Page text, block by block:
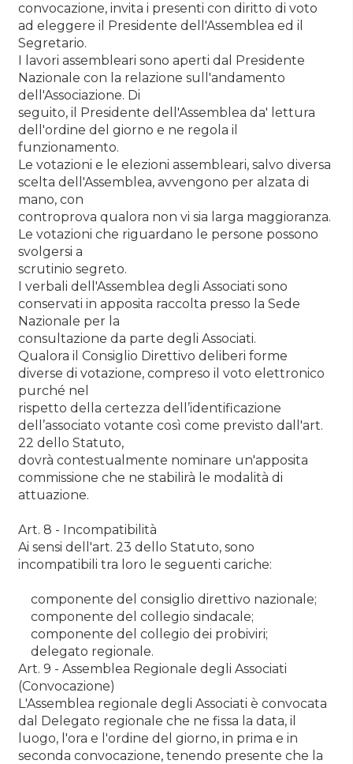
convocazione, invita i presenti con diritto di voto
ad eleggere il Presidente dell'Assemblea ed il
Segretario.
I lavori assembleari sono aperti dal Presidente
Nazionale con la relazione sull'andamento
dell'Associazione. Di
seguito, il Presidente dell'Assemblea da' lettura
dell'ordine del giorno e ne regola il
funzionamento.
Le votazioni e le elezioni assembleari, salvo diversa
scelta dell'Assemblea, avvengono per alzata di
mano, con
controprova qualora non vi sia larga maggioranza.
Le votazioni che riguardano le persone possono
svolgersi a
scrutinio segreto.
I verbali dell'Assemblea degli Associati sono
conservati in apposita raccolta presso la Sede
Nazionale per la
consultazione da parte degli Associati.
Qualora il Consiglio Direttivo deliberi forme
diverse di votazione, compreso il voto elettronico
purché nel
rispetto della certezza dell’identificazione
dell’associato votante così come previsto dall'art.
22 dello Statuto,
dovrà contestualmente nominare un'apposita
commissione che ne stabilirà le modalità di
attuazione.
Art. 8 - Incompatibilità
Ai sensi dell'art. 23 dello Statuto, sono
incompatibili tra loro le seguenti cariche:
componente del consiglio direttivo nazionale;
componente del collegio sindacale;
componente del collegio dei probiviri;
delegato regionale.
Art. 9 - Assemblea Regionale degli Associati
(Convocazione)
L'Assemblea regionale degli Associati è convocata
dal Delegato regionale che ne fissa la data, il
luogo, l'ora e l'ordine del giorno, in prima e in
seconda convocazione, tenendo presente che la